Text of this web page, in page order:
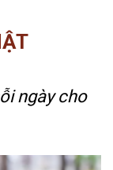
ngày cho